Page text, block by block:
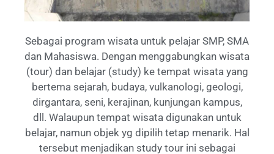
Sebagai program wisata untuk pelajar SMP, SMA
dan Mahasiswa. Dengan menggabungkan wisata
(tour) dan belajar (study) ke tempat wisata yang
bertema sejarah, budaya, vulkanologi, geologi,
dirgantara, seni, kerajinan, kunjungan kampus,
dll. Walaupun tempat wisata digunakan untuk
belajar, namun objek yg dipilih tetap menarik. Hal
tersebut menjadikan study tour ini sebagai